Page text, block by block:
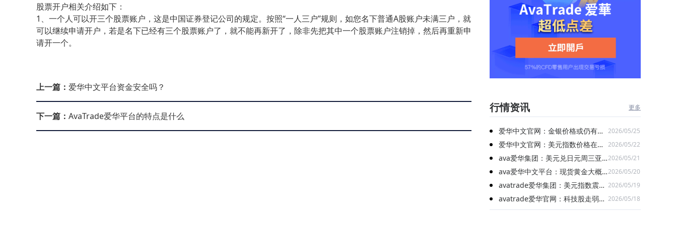
股票开户相关介绍如下：
1、一个人可以开三个股票账户，这是中国证券登记公司的规定。按照“一人三户”规则，如您名下普通A股账户未满三户，就
可以继续申请开户，若是名下已经有三个股票账户了，就不能再新开了，除非先把其中一个股票账户注销掉，然后再重新申
请开一个。
上一篇： 爱华中文平台资金安全吗？
下一篇： AvaTrade爱华平台的特点是什么
行情资讯 更多
爱华中文官网：金银价格或仍有偏
弱下行的空间
2026/05/25
爱华中文官网：美元指数价格在经
历了昨天的高位震荡后延续回落
2026/05/22
ava爱华集团：美元兑日元周三亚
洲交易时段整体维持高位整理走势
2026/05/21
ava爱华中文平台：现货黄金大概
率延续震荡偏多走势
2026/05/20
avatrade爱华集团：美元指数震荡
上行 刷新5周高位
2026/05/19
avatrade爱华官网：科技股走弱拖
累纳指跌幅居前
2026/05/18